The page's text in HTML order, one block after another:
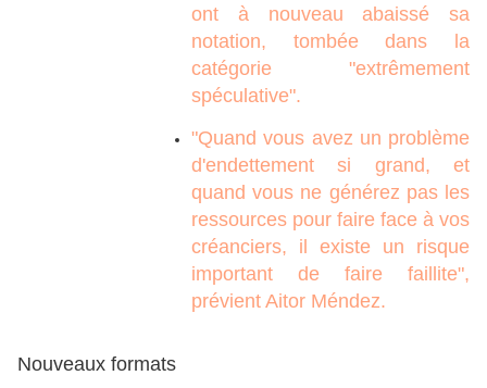
ont à nouveau abaissé sa
notation, tombée dans la
catégorie "extrêmement
spéculative".
"Quand vous avez un problème
d'endettement si grand, et
quand vous ne générez pas les
ressources pour faire face à vos
créanciers, il existe un risque
important de faire faillite",
prévient Aitor Méndez.
Nouveaux formats